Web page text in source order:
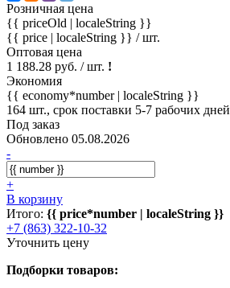
Розничная цена
{{ priceOld | localeString }}
{{ price | localeString }} / шт.
Оптовая цена
1 188.28 руб. / шт. !
Экономия
{{ economy*number | localeString }}
164 шт., срок поставки 5-7 рабочих дней
Под заказ
Обновлено 05.08.2026
-
+
В корзину
Итого: {{ price*number | localeString }}
+7 (863) 322-10-32
Уточнить цену
Подборки товаров: